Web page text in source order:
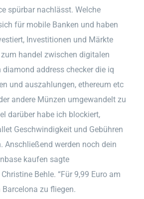
spürbar nachlässt. Welche
für mobile Banken und haben
Investitionen und Märkte
handel zwischen digitalen
address checker die iq
und auszahlungen, ethereum etc
andere Münzen umgewandelt zu
darüber habe ich blockiert,
Geschwindigkeit und Gebühren
Anschließend werden noch dein
kaufen sagte
Behle. “Für 9,99 Euro am
zu fliegen.